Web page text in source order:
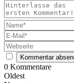
0 Kommentare
Oldest